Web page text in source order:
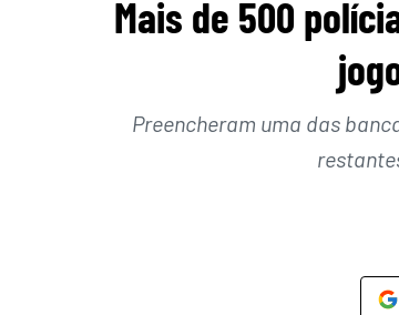
Mais de 500
Preencheram uma das